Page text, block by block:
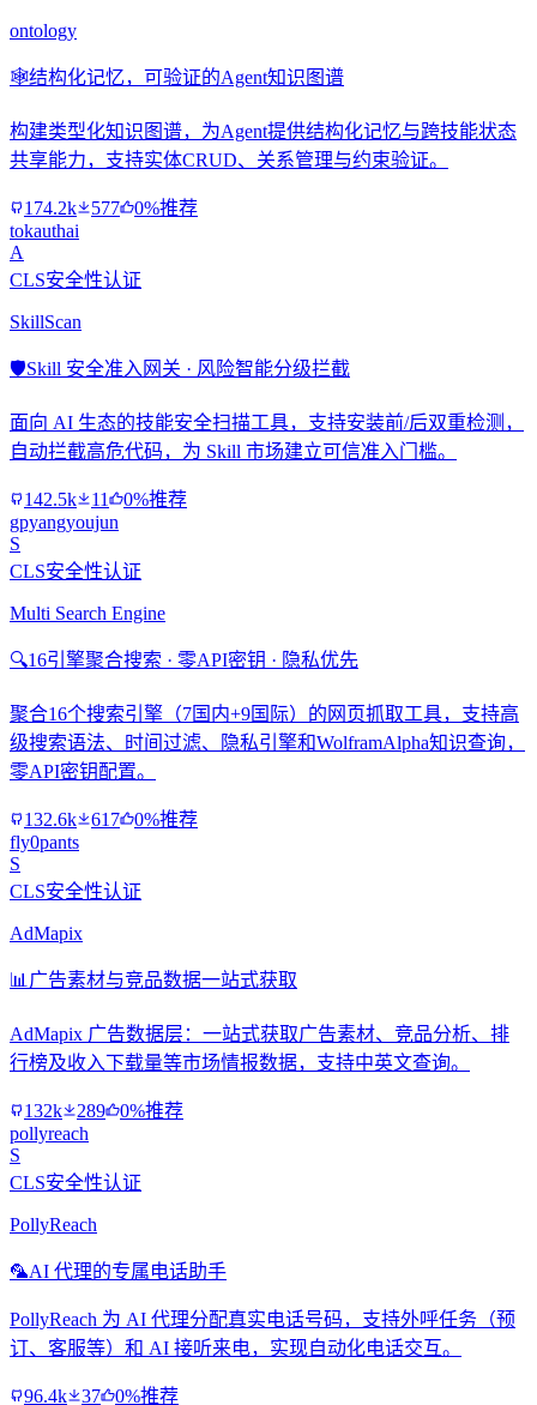
ontology
🕸️结构化记忆，可验证的Agent知识图谱
构建类型化知识图谱，为Agent提供结构化记忆与跨技能状态
共享能力，支持实体CRUD、关系管理与约束验证。
174.2k 577
0%推荐
tokauthai
A
CLS安全性认证
SkillScan
🛡️Skill 安全准入网关 · 风险智能分级拦截
面向 AI 生态的技能安全扫描工具，支持安装前/后双重检测，
自动拦截高危代码，为 Skill 市场建立可信准入门槛。
142.5k 11
0%推荐
gpyangyoujun
S
CLS安全性认证
Multi Search Engine
🔍16引擎聚合搜索 · 零API密钥 · 隐私优先
聚合16个搜索引擎（7国内+9国际）的网页抓取工具，支持高
级搜索语法、时间过滤、隐私引擎和WolframAlpha知识查询，
零API密钥配置。
132.6k 617
0%推荐
fly0pants
S
CLS安全性认证
AdMapix
📊 广告素材与竞品数据一站式获取
AdMapix 广告数据层：一站式获取广告素材、竞品分析、排
行榜及收入下载量等市场情报数据，支持中英文查询。
132k 289
0%推荐
pollyreach
S
CLS安全性认证
PollyReach
🦜AI 代理的专属电话助手
PollyReach 为 AI 代理分配真实电话号码，支持外呼任务（预
订、客服等）和 AI 接听来电，实现自动化电话交互。
96.4k 37 0%推荐